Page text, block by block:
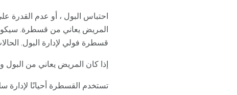
احتباس البول ، أو عدم القدرة
المريض يعاني من قسطرة. سيكون
قسطرة فولي لإدارة البول.
إذا كان المريض يعاني من البول
تستخدم القسطرة أحيانًا